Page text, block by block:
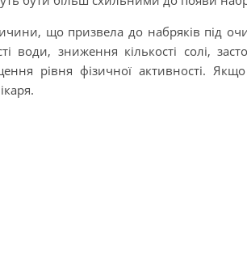
що призвела до набряків під
води, зниження кількості солі,
рівня фізичної активності.